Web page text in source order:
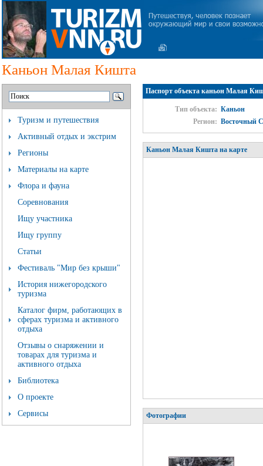
Каньон Малая Кишта
Туризм и путешествия
Активный отдых и экстрим
Регионы
Материалы на карте
Флора и фауна
Соревнования
Ищу участника
Ищу группу
Статьи
Фестиваль "Мир без крыши"
История нижегородского
туризма
Каталог фирм, работающих в
сферах туризма и активного
отдыха
Отзывы о снаряжении и
товарах для туризма и
активного отдыха
Библиотека
О проекте
Сервисы
Паспорт объекта каньон Малая
Тип объекта: Каньон
Регион: Восточный
Каньон Малая Кишта на карте
Фотографии